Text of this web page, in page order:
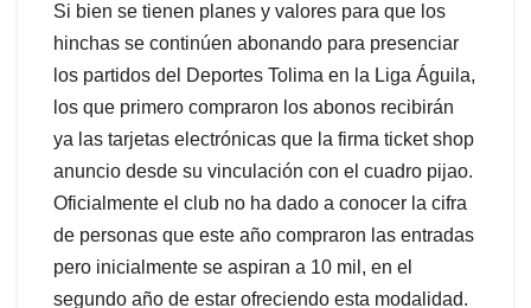
Si bien se tienen planes y valores para que los
hinchas se continúen abonando para presenciar
los partidos del Deportes Tolima en la Liga Águila,
los que primero compraron los abonos recibirán
ya las tarjetas electrónicas que la firma ticket shop
anuncio desde su vinculación con el cuadro pijao.
Oficialmente el club no ha dado a conocer la cifra
de personas que este año compraron las entradas
pero inicialmente se aspiran a 10 mil, en el
segundo año de estar ofreciendo esta modalidad.